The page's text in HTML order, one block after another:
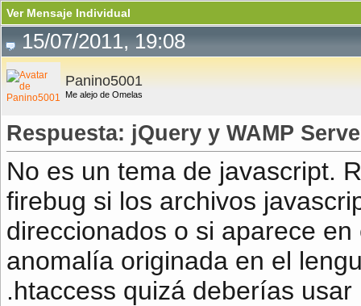
Ver Mensaje Individual
15/07/2011, 19:08
Panino5001
Me alejo de Omelas
Respuesta: jQuery y WAMP
No es un tema de javascript.
firebug si los archivos
direccionados o si aparece
anomalía originada en el
.htaccess quizá deberías